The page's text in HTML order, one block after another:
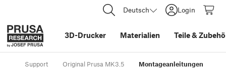
Deutsch Login
3D-Drucker Materialien Teile&
Support Original Prusa MK3.5 Montageanleitungen